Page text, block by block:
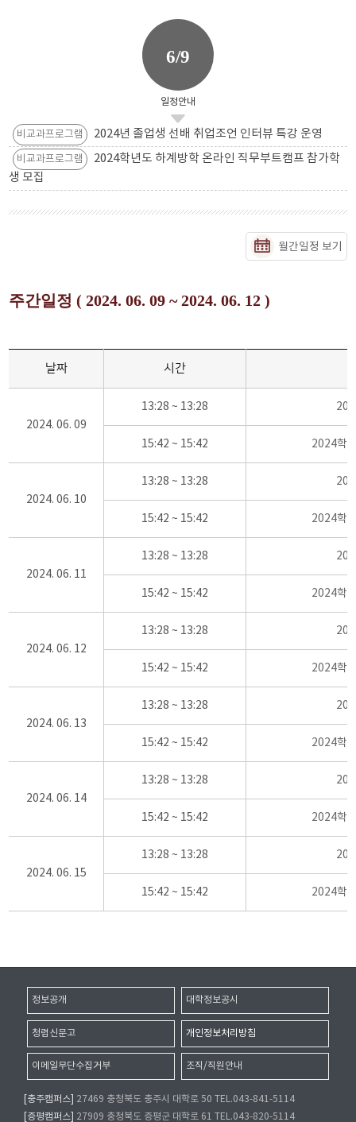
6/9
일정안내
비교과프로그램 2024년 졸업생 선배 취업조언 인터뷰 특강 운영
비교과프로그램
2024학년도 하계방학 온라인 직무부트캠프 참가학
생 모집
월간일정 보기
주간일정 ( 2024. 06. 09 ~ 2024. 06. 12 )
날짜 시간
2024. 06. 09
13:28 ~ 13:28
15:42 ~ 15:42 2024학
2024. 06. 10
13:28 ~ 13:28
15:42 ~ 15:42 2024학
2024. 06. 11
13:28 ~ 13:28
15:42 ~ 15:42 2024학
2024. 06. 12
13:28 ~ 13:28
15:42 ~ 15:42 2024학
2024. 06. 13
13:28 ~ 13:28
15:42 ~ 15:42 2024학
2024. 06. 14
13:28 ~ 13:28
15:42 ~ 15:42 2024학
2024. 06. 15
13:28 ~ 13:28
15:42 ~ 15:42 2024학
정보공개 대학정보공시
청렴신문고 개인정보처리방침
이메일무단수집거부 조직/직원안내
[충주캠퍼스]
27469 충청북도 충주시 대학로 50 TEL.043-841-5114
[증평캠퍼스]
27909 충청북도 증평군 대학로 61 TEL.043-820-5114